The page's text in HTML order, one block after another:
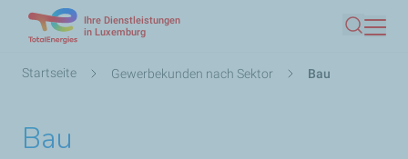
Inhalt
Ihre Dienstleistungen
in Luxemburg
Suche
Pfadnavigation
Startseite Gewerbekunden nach Sektor Bau
Bau